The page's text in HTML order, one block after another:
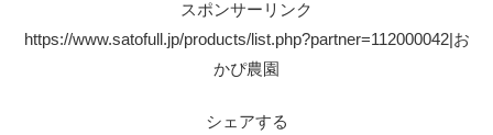
スポンサーリンク
https://www.satofull.jp/products/list.php?partner=112000042|お
かぴ農園
シェアする